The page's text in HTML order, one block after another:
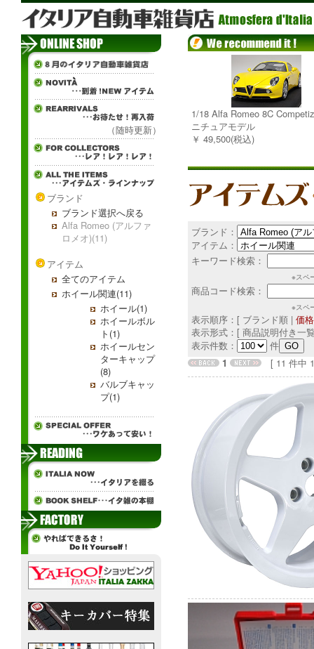
（随時更新）
ブランド
ブランド選択へ戻る
Alfa Romeo (アルファ
ロメオ)(11)
アイテム
全てのアイテム
ホイール関連(11)
ホイール(1)
ホイールボル
ト(1)
ホイールセン
ターキャップ
(8)
バルブキャッ
プ(1)
1/18 Alfa Romeo 8C
ニチュアモデル
￥ 49,500(税込)
ブランド：
アイテム：
キーワード検索：
※スペ
商品コード検索：
※スペ
表示順序：[ ブランド順 | 価
表示形式：[ 商品説明付き一
表示件数：
件
1
[ 11 件中 1